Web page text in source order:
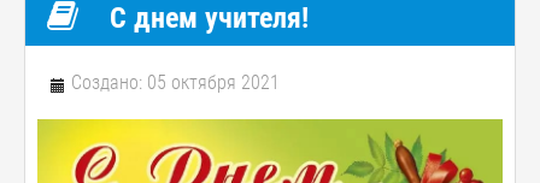
С днем учителя!
Создано: 05 октября 2021